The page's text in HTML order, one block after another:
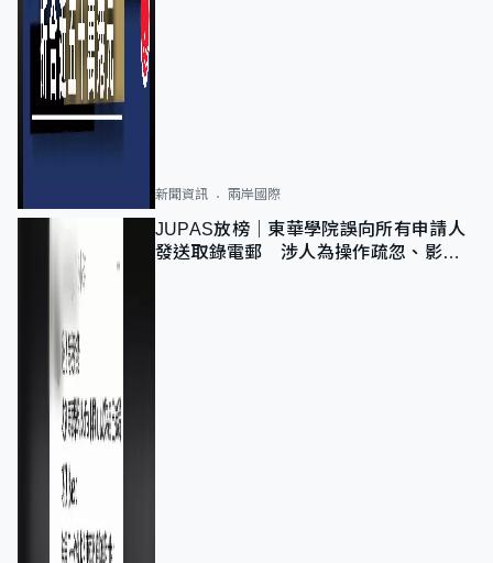
新聞資訊 兩岸國際
JUPAS放榜｜東華學院誤向所有申請人
發送取錄電郵 涉人為操作疏忽、影響